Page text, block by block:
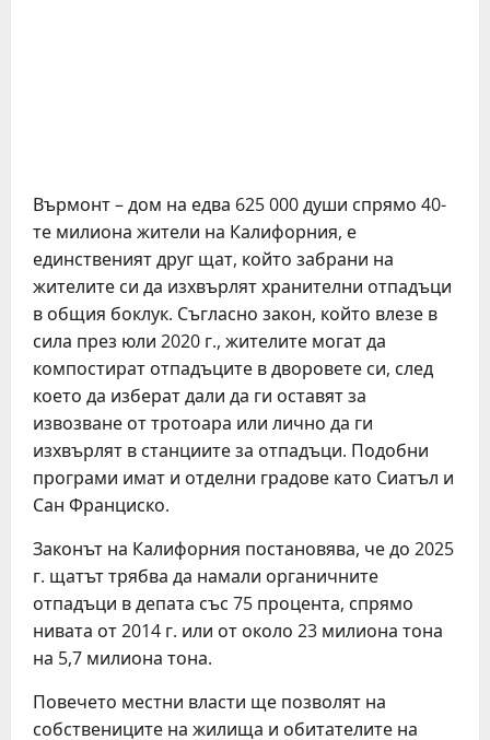
Върмонт – дом на едва 625 000 души спрямо 40-
те милиона жители на Калифорния, е
единственият друг щат, който забрани на
жителите си да изхвърлят хранителни отпадъци
в общия боклук. Съгласно закон, който влезе в
сила през юли 2020 г., жителите могат да
компостират отпадъците в дворовете си, след
което да изберат дали да ги оставят за
извозване от тротоара или лично да ги
изхвърлят в станциите за отпадъци. Подобни
програми имат и отделни градове като Сиатъл и
Сан Франциско.
Законът на Калифорния постановява, че до 2025
г. щатът трябва да намали органичните
отпадъци в депата със 75 процента, спрямо
нивата от 2014 г. или от около 23 милиона тона
на 5,7 милиона тона.
Повечето местни власти ще позволят на
собствениците на жилища и обитателите на